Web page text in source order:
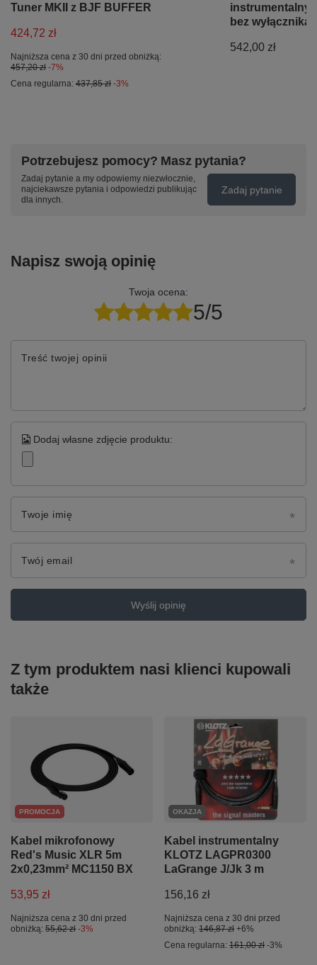
Tuner MKII z BJF BUFFER
424,72 zł
Najniższa cena z 30 dni przed obniżką:
457,20 zł -7%
Cena regularna: 437,85 zł -3%
instrumentalny
bez wyłącznika
542,00 zł
Potrzebujesz pomocy? Masz pytania?
Zadaj pytanie a my odpowiemy niezwłocznie,
najciekawsze pytania i odpowiedzi publikując
dla innych.
Zadaj pytanie
Napisz swoją opinię
Twoja ocena:
5/5
Treść twojej opinii
Dodaj własne zdjęcie produktu:
Twoje imię
Twój email
Wyślij opinię
Z tym produktem nasi klienci kupowali
także
PROMOCJA
Kabel mikrofonowy
Red's Music XLR 5m
2x0,23mm² MC1150 BX
53,95 zł
Najniższa cena z 30 dni przed
obniżką: 55,62 zł -3%
OKAZJA
Kabel instrumentalny
KLOTZ LAGPR0300
LaGrange J/Jk 3 m
156,16 zł
Najniższa cena z 30 dni przed
obniżką: 146,87 zł +6%
Cena regularna: 161,00 zł -3%